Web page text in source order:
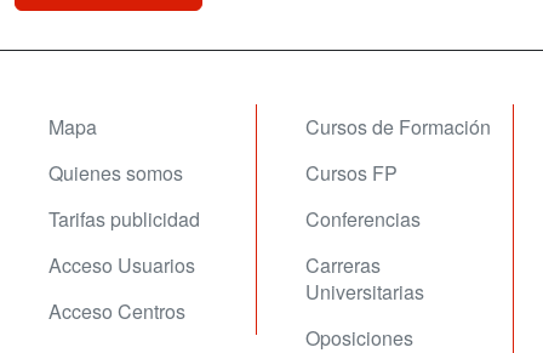
Mapa
Quienes somos
Tarifas publicidad
Acceso Usuarios
Acceso Centros
Cursos de Formación
Cursos FP
Conferencias
Carreras
Universitarias
Oposiciones